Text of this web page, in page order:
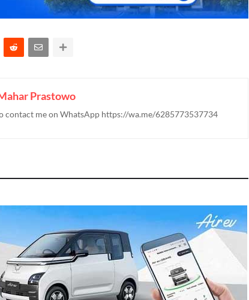
Prastowo
contact me on WhatsApp https://wa.me/6285773537734